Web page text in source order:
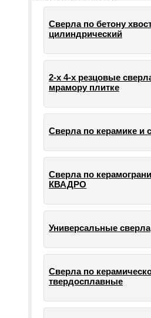
Сверла по бетону
цилиндрический
2-х 4-х резцовые
мрамору плитке
Сверла по керамике и
Сверла по
КВАДРО
Универсальные сверла
Сверла по
твердосплавные